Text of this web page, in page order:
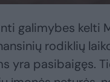
galimybes kelti
rodiklių
yra pasibaigęs.